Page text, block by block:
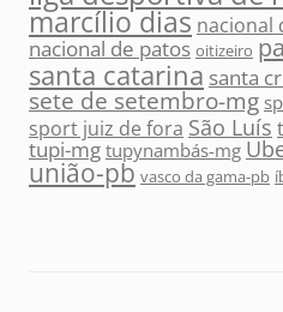
marcílio dias nacional
nacional de patos oitizeiro
santa catarina santa
sete de setembro-mg
sport juiz de fora São Luís
tupi-mg tupynambás-mg
união-pb vasco da gama-pb